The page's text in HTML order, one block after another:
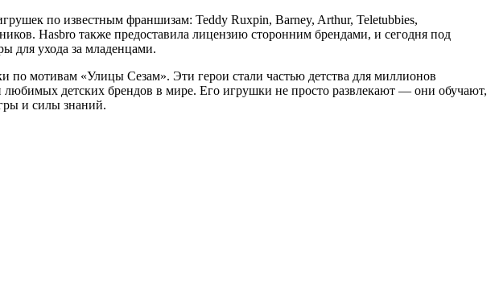
по известным франшизам: Teddy Ruxpin, Barney, Arthur, Teletubbies,
Hasbro также предоставила лицензию сторонним брендами, и сегодня под
для ухода за младенцами.
мотивам «Улицы Сезам». Эти герои стали частью детства для миллионов
детских брендов в мире. Его игрушки не просто развлекают — они обучают,
и силы знаний.